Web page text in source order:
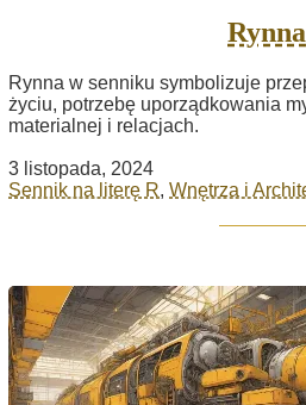
Rynna
Rynna w senniku symbolizuje
życiu, potrzebę uporządkowania
materialnej i relacjach.
3 listopada, 2024
Sennik na literę R, Wnętrza i